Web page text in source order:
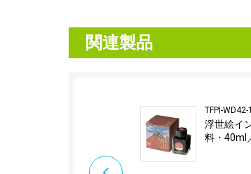
関連製品
TFPI-WD42-1
浮世絵イ
料・40ml